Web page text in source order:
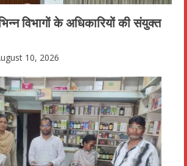
विभागों के अधिकारियों की संयुक्त
10, 2026